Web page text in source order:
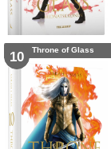
10 Throne of Glass